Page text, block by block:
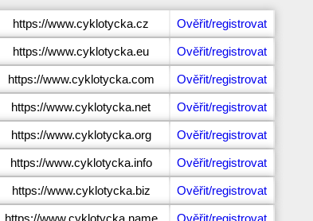
https://www.cyklotycka.cz Ověřit/registrovat
https://www.cyklotycka.eu Ověřit/registrovat
https://www.cyklotycka.com Ověřit/registrovat
https://www.cyklotycka.net Ověřit/registrovat
https://www.cyklotycka.org Ověřit/registrovat
https://www.cyklotycka.info Ověřit/registrovat
https://www.cyklotycka.biz Ověřit/registrovat
https://www.cyklotycka.name Ověřit/registrovat